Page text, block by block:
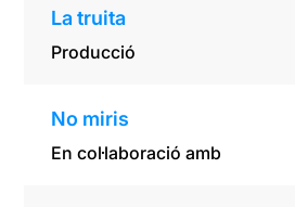
La truita
Producció
No miris
En col·laboració amb